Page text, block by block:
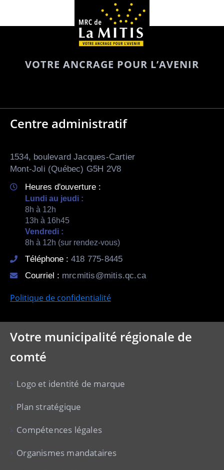
VOTRE ANCRAGE POUR L’AVENIR
Centre administratif
1534, boulevard Jacques-Cartier
Mont-Joli (Québec) G5H 2V8
Heures d'ouverture :
Lundi au jeudi :
8h à 12h
13h à 16h45
Vendredi :
8h à 12h (sur rendez-vous)
Téléphone : 418 775-8445
Courriel : mrcmitis@mitis.qc.ca
Politique de confidentialité
Votre municipalité régionale de
comté
Logo et identité de marque
Plan stratégique
Compétences légales
Organismes mandataires